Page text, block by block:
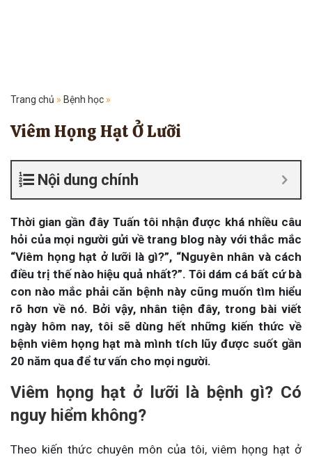
Trang chủ » Bệnh học »
Viêm Họng Hạt Ở Lưỡi
Nội dung chính
Thời gian gần đây Tuấn tôi nhận được khá nhiều câu
hỏi của mọi người gửi về trang blog này với thắc mắc
“Viêm họng hạt ở lưỡi là gì?”, “Nguyên nhân và cách
điều trị thế nào hiệu quả nhất?”. Tôi dám cá bất cứ bà
con nào mắc phải căn bệnh này cũng muốn tìm hiểu
rõ hơn về nó. Bởi vậy, nhân tiện đây, trong bài viết
ngày hôm nay, tôi sẽ dùng hết những kiến thức về
bệnh viêm họng hạt mà mình tích lũy được suốt gần
20 năm qua để tư vấn cho mọi người.
Viêm họng hạt ở lưỡi là bệnh gì? Có
nguy hiểm không?
Theo kiến thức chuyên môn của tôi, viêm họng hạt ở